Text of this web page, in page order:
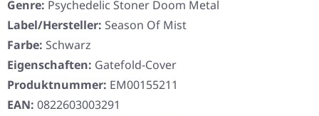
Genre: Psychedelic Stoner Doom Metal
Label/Hersteller: Season Of Mist
Farbe: Schwarz
Eigenschaften: Gatefold-Cover
Produktnummer: EM00155211
EAN: 0822603003291